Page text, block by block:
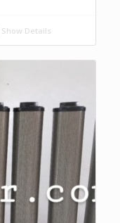
Show Details